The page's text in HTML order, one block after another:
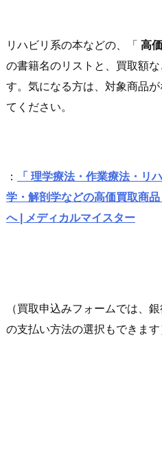
リハビリ系の本などの、「 高
の書籍名のリストと、買取額
す。気になる方は、対象商品
てください。
：
「 理学療法・作業療法・リ
学・解剖学などの高価買取商
へ | メディカルマイスター
（買取申込みフォームでは、
の支払い方法の選択もできます